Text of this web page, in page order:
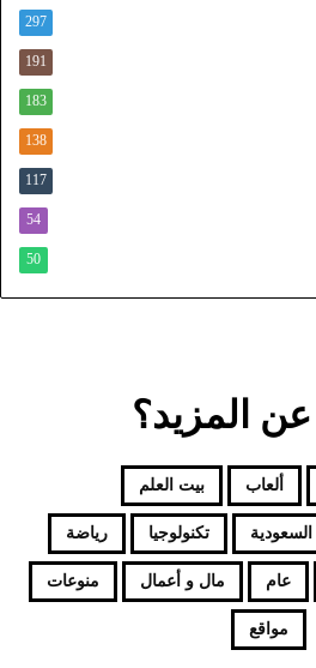
297
191
183
138
117
54
50
المزيد؟
ألعاب بيت العلم
تكنولوجيا رياضة
عام مال و أعمال منوعات
مواقع